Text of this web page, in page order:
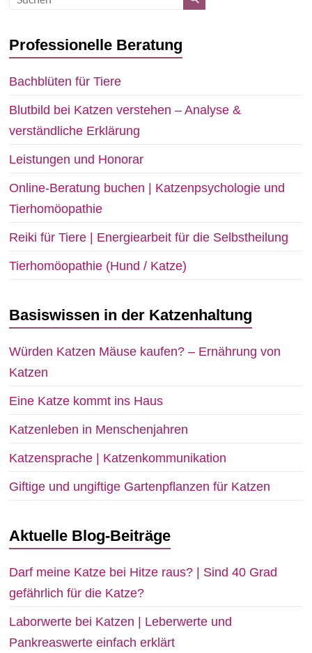
Professionelle Beratung
Bachblüten für Tiere
Blutbild bei Katzen verstehen – Analyse &
verständliche Erklärung
Leistungen und Honorar
Online-Beratung buchen | Katzenpsychologie und
Tierhomöopathie
Reiki für Tiere | Energiearbeit für die Selbstheilung
Tierhomöopathie (Hund / Katze)
Basiswissen in der Katzenhaltung
Würden Katzen Mäuse kaufen? – Ernährung von
Katzen
Eine Katze kommt ins Haus
Katzenleben in Menschenjahren
Katzensprache | Katzenkommunikation
Giftige und ungiftige Gartenpflanzen für Katzen
Aktuelle Blog-Beiträge
Darf meine Katze bei Hitze raus? | Sind 40 Grad
gefährlich für die Katze?
Laborwerte bei Katzen | Leberwerte und
Pankreaswerte einfach erklärt